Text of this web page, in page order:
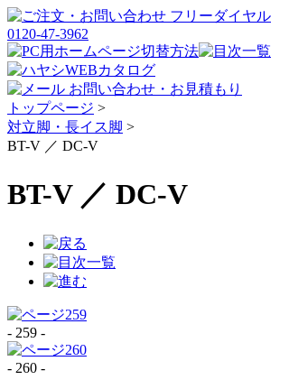
トップページ >
対立脚・長イス脚 >
BT-V ／ DC-V
BT-V ／ DC-V
- 259 -
- 260 -